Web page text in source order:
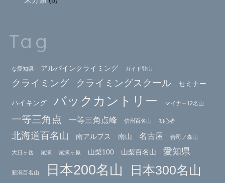
Tag
な愛知県 アルパインクライミング ガイド登山
クライミング クライミングスクール セミナー
ハイキング バックカントリー マイナー12名山
一等三角点 一等三角点峰 信州百名山 初心者
北海道百名山 南アルプス 南山 名古屋 善司ノ森山
大日ヶ岳 尾瀬 尾瀬ヶ原 山梨100 山梨百名山 愛知県
新潟百名山 日本200名山 日本300名山